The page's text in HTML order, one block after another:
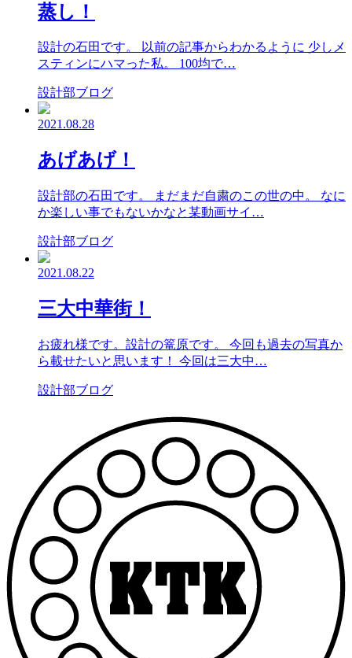
蒸し！
設計の石田です。 以前の記事からわかるように 少しメ
スティンにハマった私。 100均で…
設計部ブログ
2021.08.28
あげあげ！
設計部の石田です。 まだまだ自粛のこの世の中。 なに
か楽しい事でもないかなと某動画サイ…
設計部ブログ
2021.08.22
三大中華街！
お疲れ様です。設計の篭原です。 今回も過去の写真か
ら載せたいと思います！ 今回は三大中…
設計部ブログ